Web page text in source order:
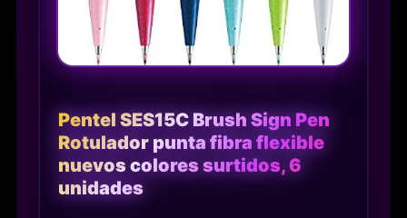
Pentel SES15C Brush Sign Pen
Rotulador punta fibra flexible
nuevos colores surtidos, 6
unidades